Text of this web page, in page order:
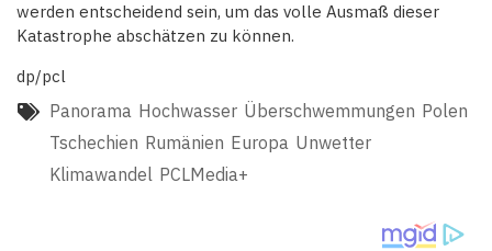
werden entscheidend sein, um das volle Ausmaß dieser
Katastrophe abschätzen zu können.
dp/pcl
Panorama Hochwasser Überschwemmungen Polen
Tschechien Rumänien Europa Unwetter
Klimawandel PCLMedia+